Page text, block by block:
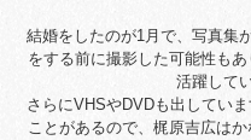
結婚をしたのが1月で、写真集
をする前に撮影した可能性も
活躍して
さらにVHSやDVDも出してい
ことがあるので、梶原吉広は